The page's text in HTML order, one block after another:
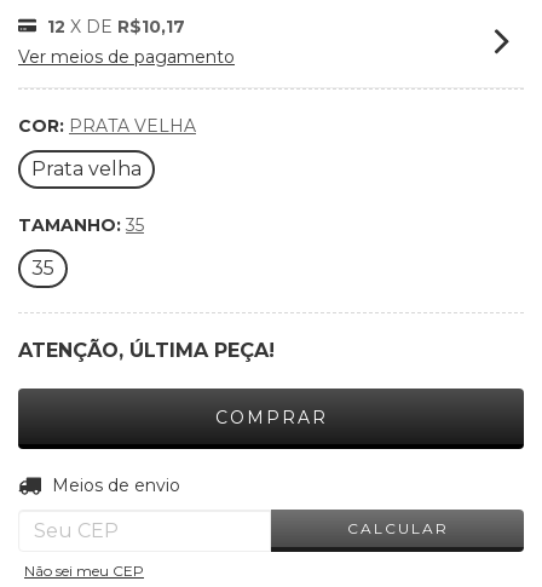
12 X DE R$10,17
Ver meios de pagamento
COR: PRATA VELHA
Prata velha
TAMANHO: 35
35
ATENÇÃO, ÚLTIMA PEÇA!
Entregas para o CEP:
Meios de envio
CALCULAR
Não sei meu CEP